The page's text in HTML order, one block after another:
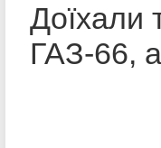
Доїхали
ГАЗ-66,